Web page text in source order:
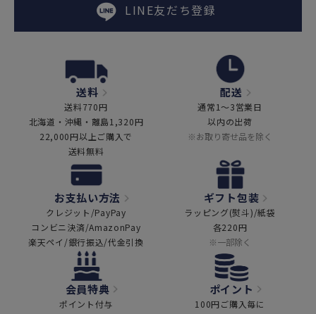
LINE友だち登録
送料
送料770円
北海道・沖縄・離島1,320円
22,000円以上ご購入で
送料無料
配送
通常1～3営業日
以内の出荷
※お取り寄せ品を除く
お支払い方法
クレジット/PayPay
コンビニ決済/AmazonPay
楽天ペイ/銀行振込/代金引換
ギフト包装
ラッピング(熨斗)/紙袋
各220円
※一部除く
会員特典
ポイント付与
ポイント
100円ご購入毎に